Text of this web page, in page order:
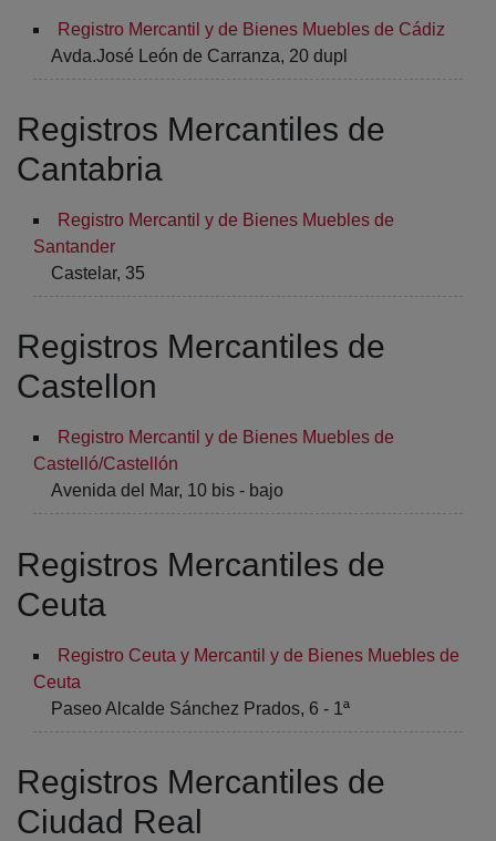
Registro Mercantil y de Bienes Muebles de Cádiz
Avda.José León de Carranza, 20 dupl
Registros Mercantiles de
Cantabria
Registro Mercantil y de Bienes Muebles de
Santander
Castelar, 35
Registros Mercantiles de
Castellon
Registro Mercantil y de Bienes Muebles de
Castelló/Castellón
Avenida del Mar, 10 bis - bajo
Registros Mercantiles de
Ceuta
Registro Ceuta y Mercantil y de Bienes Muebles de
Ceuta
Paseo Alcalde Sánchez Prados, 6 - 1ª
Registros Mercantiles de
Ciudad Real